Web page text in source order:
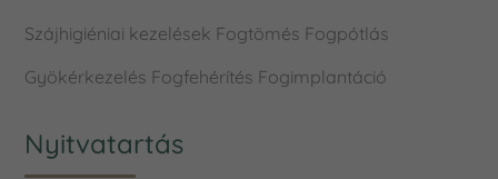
Szájhigiéniai kezelések Fogtömés Fogpótlás
Gyökérkezelés Fogfehérítés Fogimplantáció
Nyitvatartás